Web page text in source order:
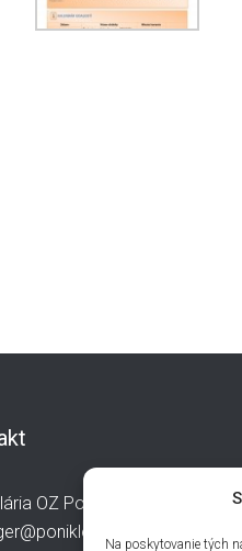
Na poskytovanie tých
OZ Poniklec-Váh
vah.sk